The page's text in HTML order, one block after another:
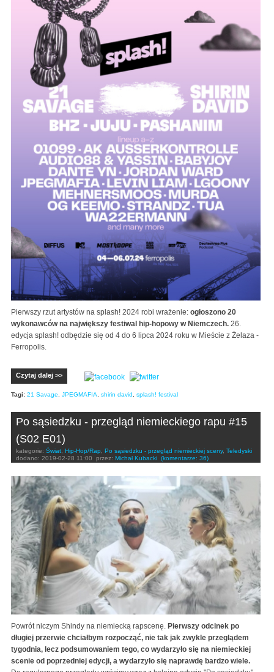
Pierwszy rzut artystów na splash! 2024 robi wrażenie: ogłoszono 20
wykonawców na największy festiwal hip-hopowy w Niemczech. 26.
edycja splash! odbędzie się od 4 do 6 lipca 2024 roku w Mieście z Żelaza -
Ferropolis.
Czytaj dalej >>
Tagi: 21 Savage JPEGMAFIA shirin david splash! festival
Po sąsiedzku - przegląd niemieckiego rapu #15
(S02 E01)
kategorie: Świat Hip-Hop/Rap Po sąsiedzku - przegląd niemieckiej sceny, Teledyski
dodano: 2019-02-28 11:00 przez: Michał Kubacki (komentarze: 36)
Powrót niczym Shindy na niemiecką rapscenę. Pierwszy odcinek po
długiej przerwie chciałbym rozpocząć, nie tak jak zwykle przeglądem
tygodnia, lecz podsumowaniem tego, co wydarzyło się na niemieckiej
scenie od poprzedniej edycji, a wydarzyło się naprawdę bardzo wiele.